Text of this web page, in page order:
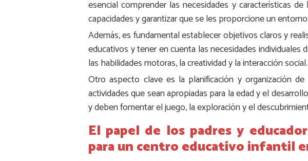
esencial comprender las necesidades y características
capacidades y garantizar que se les proporcione un
Además, es fundamental establecer objetivos claros y
educativos y tener en cuenta las necesidades
las habilidades motoras, la creatividad y la interacción social.
Otro aspecto clave es la planificación y organización
actividades que sean apropiadas para la edad y el
y deben fomentar el juego, la exploración y el
El papel de los padres y
para un centro educativo infantil